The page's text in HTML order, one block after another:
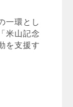
一環とし
米山記念
を支援す